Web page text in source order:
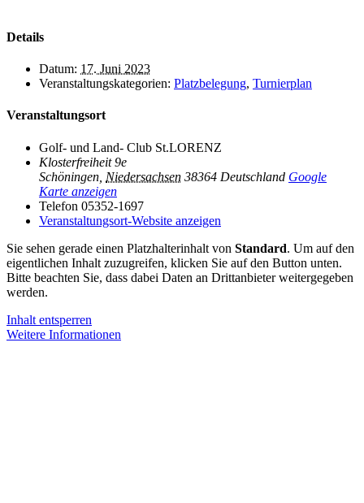
Details
Datum: 17. Juni 2023
Veranstaltungskategorien: Platzbelegung, Turnierplan
Veranstaltungsort
Golf- und Land- Club St.LORENZ
Klosterfreiheit 9e
Schöningen Niedersachsen 38364 Deutschland Google
Karte anzeigen
Telefon 05352-1697
Veranstaltungsort-Website anzeigen
Sie sehen gerade einen Platzhalterinhalt von Standard. Um auf den
eigentlichen Inhalt zuzugreifen, klicken Sie auf den Button unten.
Bitte beachten Sie, dass dabei Daten an Drittanbieter weitergegeben
werden.
Inhalt entsperren
Weitere Informationen